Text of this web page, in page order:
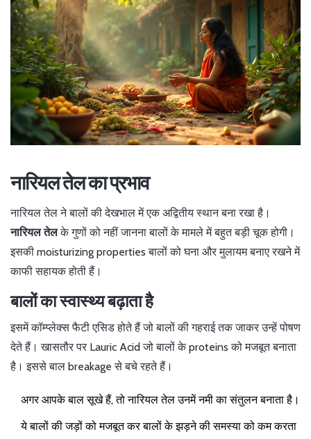
नारियल तेल का प्रभाव
नारियल तेल ने बालों की देखभाल में एक अद्वितीय स्थान बना रखा है।
नारियल तेलके गुणों को नहीं जानना बालों के मामले में बहुत बड़ी चूक होगी।
इसकी moisturizing properties बालों को घना और मुलायम बनाए रखने में
काफी सहायक होती हैं।
बालों का स्वास्थ्य बढ़ाता है
इसमें कॉम्प्लेक्स फैटी एसिड होते हैं जो बालों की गहराई तक जाकर उन्हें पोषण
देते हैं। खासतौर पर Lauric Acid जो बालों के proteins को मजबूत बनाता
है। इससे बाल breakage से बचे रहते हैं।
अगर आपके बाल सूखे हैं, तो नारियल तेल उनमें नमी का संतुलन बनाता है।
ये बालों की जड़ों को मजबूत कर बालों के झड़ने की समस्या को कम करता